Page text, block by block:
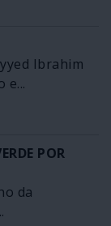
Ibrahim
e...
POR
da